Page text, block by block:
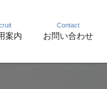
案内
Contact
お問い合わせ